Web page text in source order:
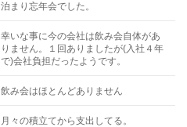
泊まり忘年会でした。
幸いな事に今の会社は飲み会自体があ
りません。１回ありましたが(入社４年
で)会社負担だったようです。
飲み会はほとんどありません
月々の積立てから支出してる。